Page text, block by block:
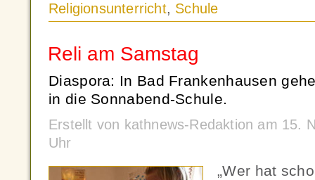
Religionsunterricht, Schule
Reli am Samstag
Diaspora: In Bad Frankenhausen
in die Sonnabend-Schule.
Erstellt von kathnews-Redaktion am 15.
Uhr
„Wer hat